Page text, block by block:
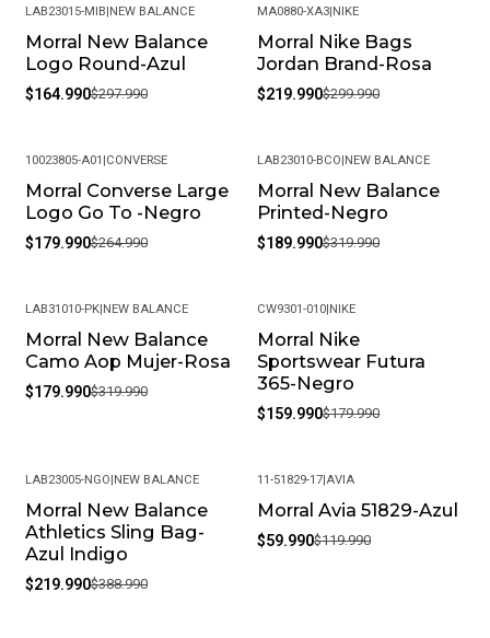
-45%
LAB23015-MIB NEW BALANCE
Morral New Balance
Logo Round-Azul
$164.990$297.990
-27%
MA0880-XA3 NIKE
Morral Nike Bags
Jordan Brand-Rosa
$219.990$299.990
-32%
10023805-A01 CONVERSE
Morral Converse Large
Logo Go To -Negro
$179.990$264.990
-41%
LAB23010-BCO NEW BALANCE
Morral New Balance
Printed-Negro
$189.990$319.990
-44%
LAB31010-PK|NEW BALANCE
Morral New Balance
Camo Aop Mujer-Rosa
$179.990$319.990
-11%
CW9301-010|NIKE
Morral Nike
Sportswear Futura
365-Negro
$159.990$179.990
-43%
LAB23005-NGO|NEW BALANCE
Morral New Balance
Athletics Sling Bag-
Azul Indigo
$219.990$388.990
-50%
11-51829-17|AVIA
Morral Avia 51829-Azul
$59.990$119.990